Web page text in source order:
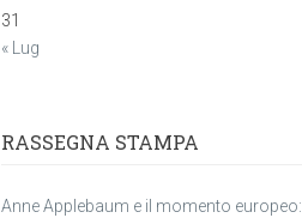
31
« Lug
RASSEGNA STAMPA
Anne Applebaum e il momento europeo: